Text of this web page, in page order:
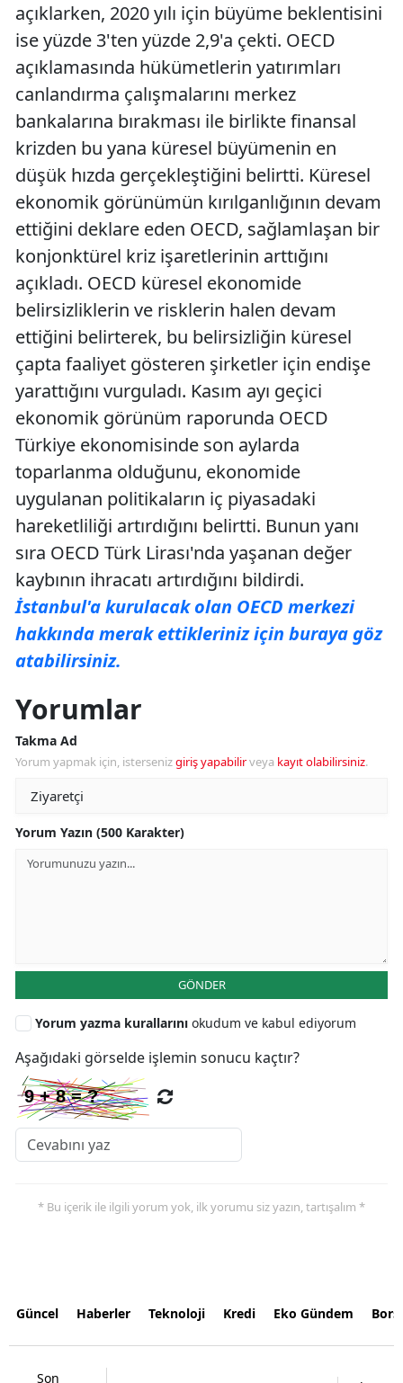
açıklarken, 2020 yılı için büyüme beklentisini
ise yüzde 3'ten yüzde 2,9'a çekti. OECD
açıklamasında hükümetlerin yatırımları
canlandırma çalışmalarını merkez
bankalarına bırakması ile birlikte finansal
krizden bu yana küresel büyümenin en
düşük hızda gerçekleştiğini belirtti. Küresel
ekonomik görünümün kırılganlığının devam
ettiğini deklare eden OECD, sağlamlaşan bir
konjonktürel kriz işaretlerinin arttığını
açıkladı. OECD küresel ekonomide
belirsizliklerin ve risklerin halen devam
ettiğini belirterek, bu belirsizliğin küresel
çapta faaliyet gösteren şirketler için endişe
yarattığını vurguladı. Kasım ayı geçici
ekonomik görünüm raporunda OECD
Türkiye ekonomisinde son aylarda
toparlanma olduğunu, ekonomide
uygulanan politikaların iç piyasadaki
hareketliliği artırdığını belirtti. Bunun yanı
sıra OECD Türk Lirası'nda yaşanan değer
kaybının ihracatı artırdığını bildirdi.
İstanbul'a kurulacak olan OECD merkezi
hakkında merak ettikleriniz için buraya göz
atabilirsiniz.
Yorumlar
Takma Ad
Yorum yapmak için, istersenizgiriş yapabilirveya kayıt olabilirsiniz.
Yorum Yazın (500 Karakter)
GÖNDER
Yorum yazma kurallarını okudum ve kabul ediyorum
Aşağıdaki görselde işlemin sonucu kaçtır?
* Bu içerik ile ilgili yorum yok, ilk yorumu siz yazın, tartışalım *
Güncel Haberler Teknoloji Kredi Eko Gündem
Son